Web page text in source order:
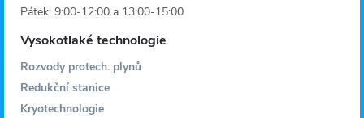
Pátek: 9:00-12:00 a 13:00-15:00
Vysokotlaké technologie
Rozvody protech. plynů
Redukční stanice
Kryotechnologie